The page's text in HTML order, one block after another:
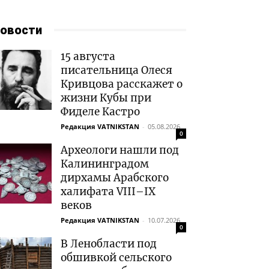
15 августа
писательница Олеся
Кривцова расскажет о
жизни Кубы при
Фиделе Кастро
Редакция VATNIKSTAN - 05.08.2026
0
Археологи нашли под
Калининградом
дирхамы Арабского
халифата VIII–IX
веков
Редакция VATNIKSTAN - 10.07.2026
0
В Ленобласти под
обшивкой сельского